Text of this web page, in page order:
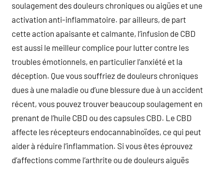
soulagement des douleurs chroniques ou aigües et une
activation anti-inflammatoire. par ailleurs, de part
cette action apaisante et calmante, l’infusion de CBD
est aussi le meilleur complice pour lutter contre les
troubles émotionnels, en particulier l’anxiété et la
déception. Que vous souffriez de douleurs chroniques
dues à une maladie ou d’une blessure due à un accident
récent, vous pouvez trouver beaucoup soulagement en
prenant de l’huile CBD ou des capsules CBD. Le CBD
affecte les récepteurs endocannabinoïdes, ce qui peut
aider à réduire l’inflammation. Si vous êtes éprouvez
d’affections comme l’arthrite ou de douleurs aiguës